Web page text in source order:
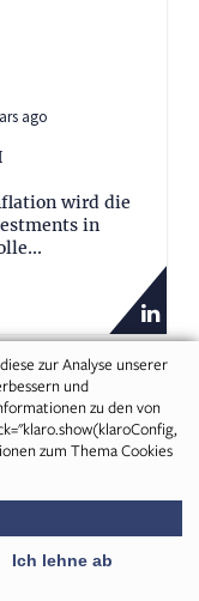
zur Analyse unserer
und
zu den von
zum Thema Cookies
Ich lehne ab